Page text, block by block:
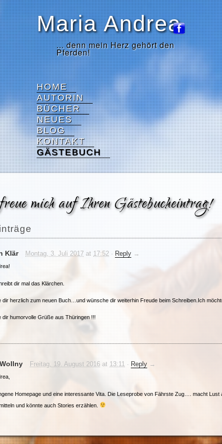
Maria Andrea
... denn mein Herz gehört den
Pferden!
HOME
AUTORIN
BÜCHER
NEUES
BLOG
KONTAKT
GÄSTEBUCH
mich auf Ihren Gästebucheintrag!
Klär Montag, 3. Juli 2017 at 17:52 · Reply →
dir mal das Klärchen.
dir herzlich zum neuen Buch…und wünsche dir weiterhin Freude beim Schreiben.Ich
dir humorvolle Grüße aus Thüringen !!!
Freitag, 19. August 2016 at 13:11 · Reply →
Homepage und eine interessante Vita. Die Leseprobe von Fährste Zug…. macht Lust
und könnte auch Stories erzählen.